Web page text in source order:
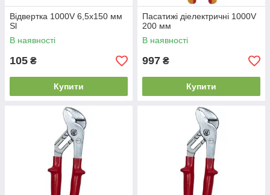
Відвертка 1000V 6,5х150 мм
Sl
В наявності
105 ₴
Купити
Пасатижі діелектричні 1000V
200 мм
В наявності
997 ₴
Купити